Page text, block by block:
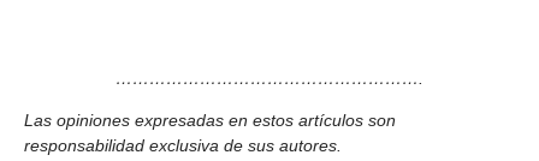
……………………………………………….
Las opiniones expresadas en estos artículos son
responsabilidad exclusiva de sus autores.